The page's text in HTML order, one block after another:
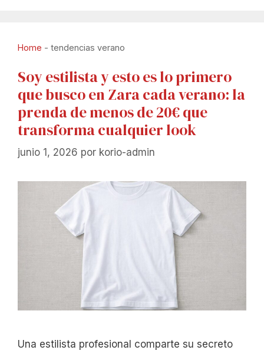
Home - tendencias verano
Soy estilista y esto es lo primero
que busco en Zara cada verano: la
prenda de menos de 20€ que
transforma cualquier look
junio 1, 2026 por korio-admin
Una estilista profesional comparte su secreto